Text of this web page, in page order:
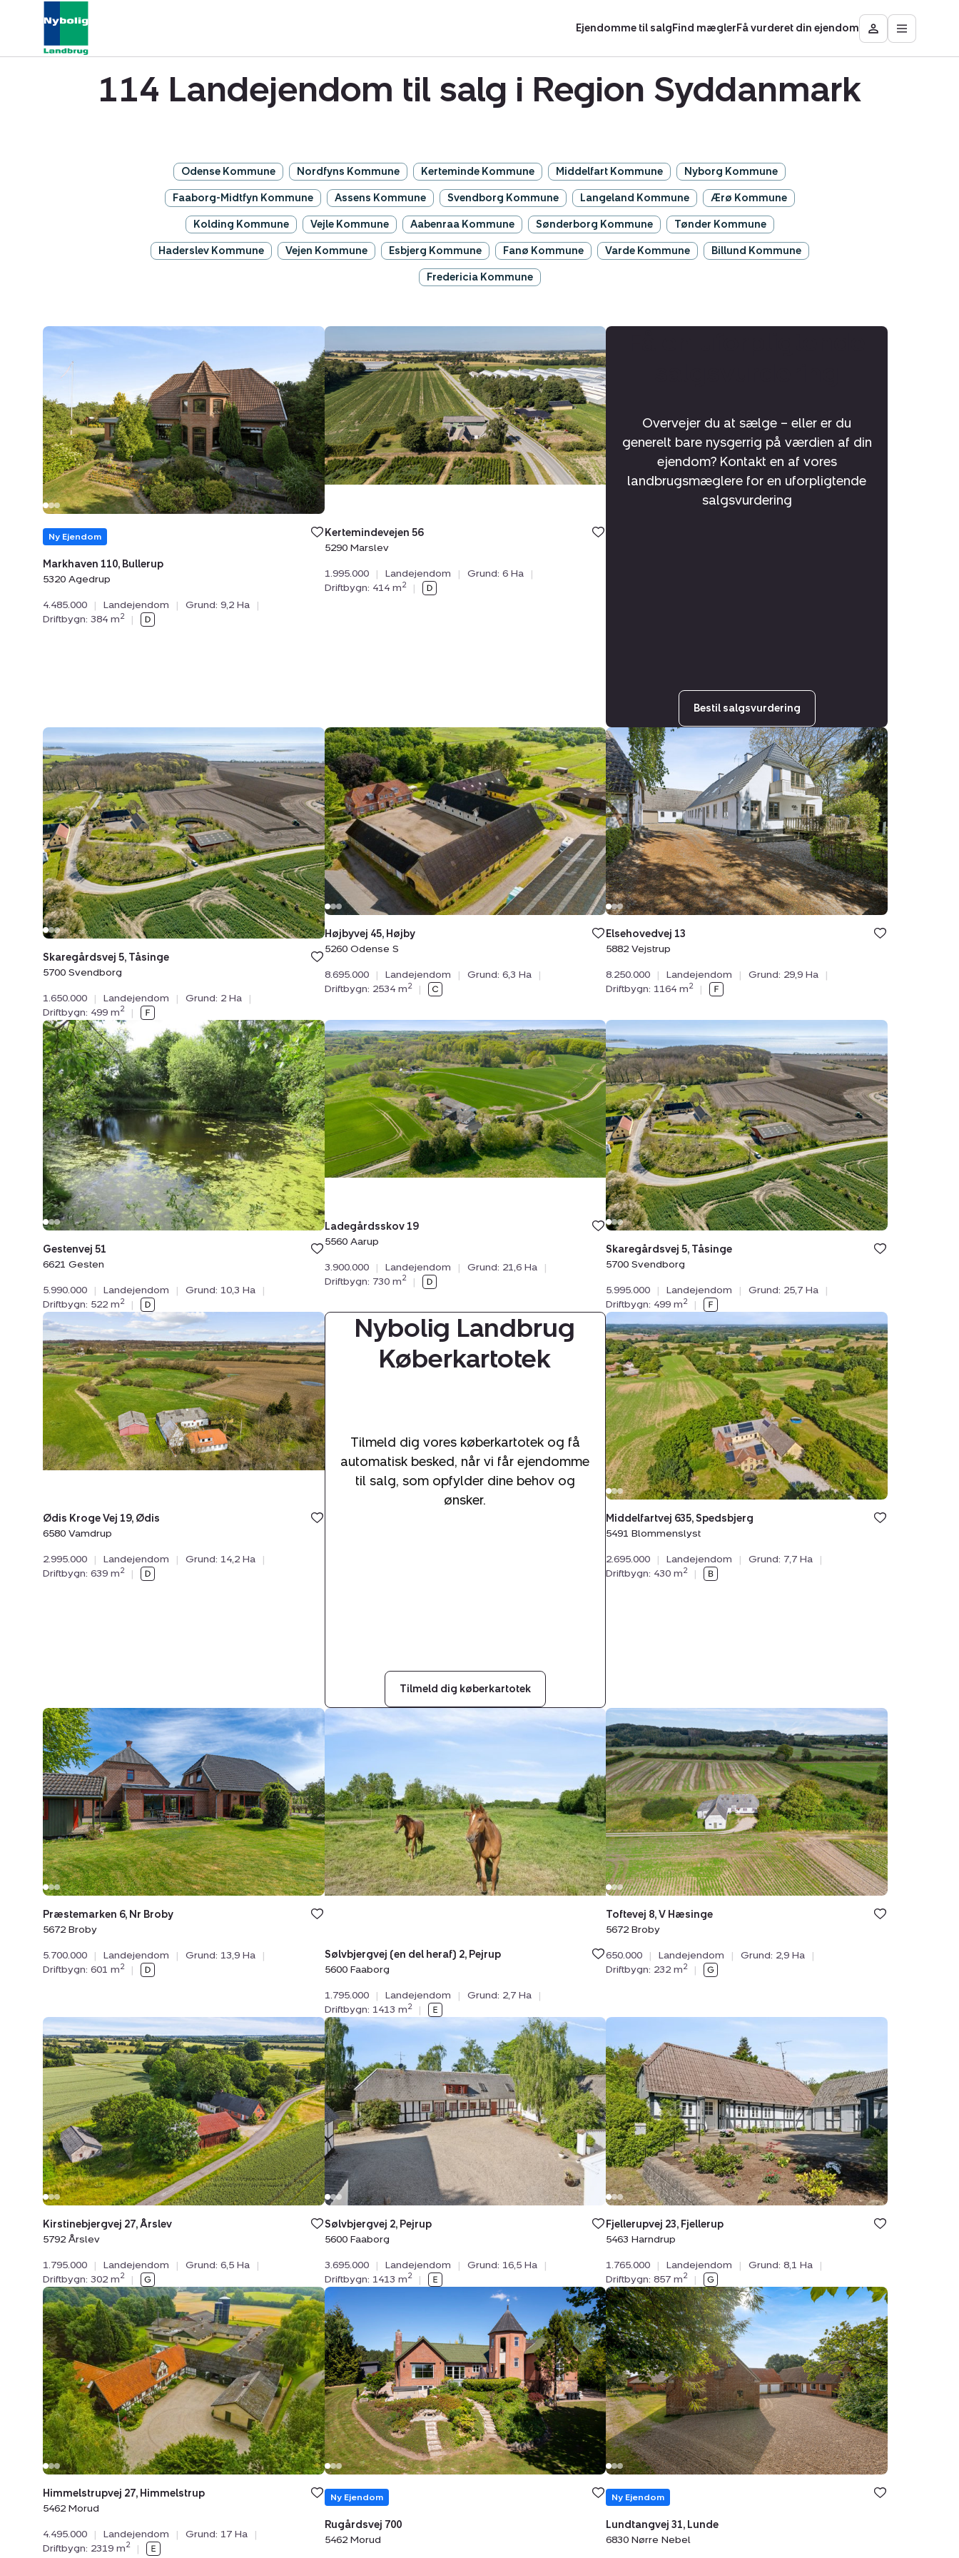
Ejendomme til salgFind mæglerFå vurderet din ejendom
Besøg
Mit
Åbn
114 Landejendom til salg i Region Syddanmark
Odense Kommune Nordfyns Kommune Kerteminde Kommune Middelfart Kommune Nyborg Kommune
Faaborg-Midtfyn Kommune Assens Kommune Svendborg Kommune Langeland Kommune Ærø Kommune
Kolding Kommune Vejle Kommune Aabenraa Kommune Sønderborg Kommune Tønder Kommune
Haderslev Kommune Vejen Kommune Esbjerg Kommune Fanø Kommune Varde Kommune Billund Kommune
Fredericia Kommune
Landejendom:
110,
5320
Agedrup
Ny Ejendom
Markhaven 110, Bullerup
5320 Agedrup
4.485.000 | Landejendom | Grund: 9,2 Ha
|
Driftbygn: 384 m2 |
Kertemindevejen
56,
5290
Marslev
Kertemindevejen 56
5290 Marslev
1.995.000 | Landejendom | Grund: 6 Ha
|
Driftbygn: 414 m2 |
Overvejer du at sælge – eller er du
generelt bare nysgerrig på værdien af din
ejendom? Kontakt en af vores
landbrugsmæglere for en uforpligtende
salgsvurdering
Bestil salgsvurdering
Landejendom:
Skaregårdsvej
5,
Tåsinge,
5700
Svendborg
Skaregårdsvej 5, Tåsinge
5700 Svendborg
1.650.000 | Landejendom | Grund: 2 Ha
|
Driftbygn: 499 m2 |
Landejendom:
Højbyvej
45,
Højby,
5260
Odense
S
Højbyvej 45, Højby
5260 Odense S
8.695.000 | Landejendom | Grund: 6,3 Ha
|
Driftbygn: 2534 m2 |
Landejendom:
Elsehovedvej
13,
5882
Vejstrup
Elsehovedvej 13
5882 Vejstrup
8.250.000 | Landejendom | Grund: 29,9 Ha
|
Driftbygn: 1164 m2 |
Landejendom:
Gestenvej
51,
6621
Gesten
Gestenvej 51
6621 Gesten
5.990.000 | Landejendom | Grund: 10,3 Ha
|
Driftbygn: 522 m2 |
Landejendom:
Ladegårdsskov
5560
Aarup
Ladegårdsskov 19
5560 Aarup
3.900.000 | Landejendom | Grund: 21,6 Ha
|
Driftbygn: 730 m2 |
Landejendom:
Skaregårdsvej
5,
Tåsinge,
5700
Svendborg
Skaregårdsvej 5, Tåsinge
5700 Svendborg
5.995.000 | Landejendom | Grund: 25,7 Ha
|
Driftbygn: 499 m2 |
Landejendom:
Ødis
Kroge
Vej
19,
Ødis,
6580
Vamdrup
Ødis Kroge Vej 19, Ødis
6580 Vamdrup
2.995.000 | Landejendom | Grund: 14,2 Ha
|
Driftbygn: 639 m2 |
Nybolig Landbrug
Køberkartotek
Tilmeld dig vores køberkartotek og få
automatisk besked, når vi får ejendomme
til salg, som opfylder dine behov og
ønsker.
Tilmeld dig køberkartotek
Landejendom:
Middelfartvej
635,
Spedsbjerg,
5491
Blommenslyst
Middelfartvej 635, Spedsbjerg
5491 Blommenslyst
2.695.000 | Landejendom | Grund: 7,7 Ha
|
Driftbygn: 430 m2 |
Landejendom:
Præstemarken
6,
Nr
Broby,
5672
Broby
Præstemarken 6, Nr Broby
5672 Broby
5.700.000 | Landejendom | Grund: 13,9 Ha
|
Driftbygn: 601 m2 |
Landejendom:
Sølvbjergvej
heraf)
2,
Pejrup,
5600
Faaborg
Sølvbjergvej (en del heraf) 2, Pejrup
5600 Faaborg
1.795.000 | Landejendom | Grund: 2,7 Ha
|
Driftbygn: 1413 m2 |
Landejendom:
Toftevej
8,
V
Hæsinge,
5672
Broby
Toftevej 8, V Hæsinge
5672 Broby
650.000 | Landejendom | Grund: 2,9 Ha
|
Driftbygn: 232 m2 |
Landejendom:
Kirstinebjergvej
27,
Årslev,
5792
Årslev
Kirstinebjergvej 27, Årslev
5792 Årslev
1.795.000 | Landejendom | Grund: 6,5 Ha
|
Driftbygn: 302 m2 |
Landejendom:
Sølvbjergvej
2,
Pejrup,
5600
Faaborg
Sølvbjergvej 2, Pejrup
5600 Faaborg
3.695.000 | Landejendom | Grund: 16,5 Ha
|
Driftbygn: 1413 m2 |
Fjellerupvej
23,
Fjellerup,
5463
Harndrup
Fjellerupvej 23, Fjellerup
5463 Harndrup
1.765.000 | Landejendom | Grund: 8,1 Ha
|
Driftbygn: 857 m2 |
Landejendom:
Himmelstrupvej
27,
Himmelstrup,
5462
Morud
Himmelstrupvej 27, Himmelstrup
5462 Morud
4.495.000 | Landejendom | Grund: 17 Ha
|
Driftbygn: 2319 m2 |
Rugårdsvej
700,
5462
Morud
Ny Ejendom
Rugårdsvej 700
5462 Morud
Landejendom:
Lundtangvej
31,
Lunde,
6830
Nørre
Nebel
Ny Ejendom
Lundtangvej 31, Lunde
6830 Nørre Nebel